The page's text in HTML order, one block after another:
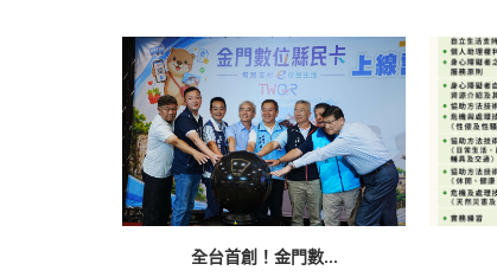
全台首創！金門數...